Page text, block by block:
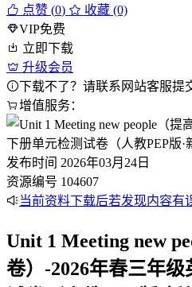
点赞 (0)
收藏 (0)
VIP免费
立即下载
升级会员
下载不了？请联系网站客服提
增值服务：
发布时间 2026年03月24日
资源编号 104607
当前资料下载后若发现内容有
Unit 1 Meeting new
卷）-2026年春三年